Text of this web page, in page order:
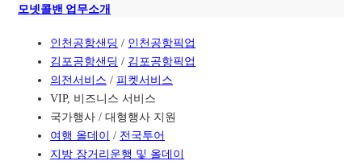
모넷콜밴 업무소개
인천공항샌딩 / 인천공항픽업
김포공항샌딩 / 김포공항픽업
의전서비스 /피켓서비스
VIP, 비즈니스 서비스
국가행사 / 대형행사 지원
여행 올데이 / 전국투어
지방 장거리운행 및 올데이